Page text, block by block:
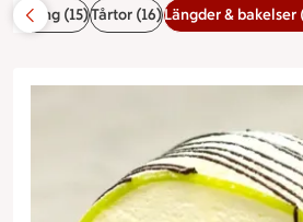
(15)Tårtor (16)Längder & bakelser